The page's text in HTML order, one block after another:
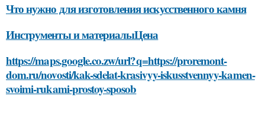
Что нужно для изготовления искусственного камня
Инструменты и материалыЦена
https://maps.google.co.zw/url?q=https://proremont-
dom.ru/novosti/kak-sdelat-krasivyy-iskusstvennyy-kamen-
svoimi-rukami-prostoy-sposob